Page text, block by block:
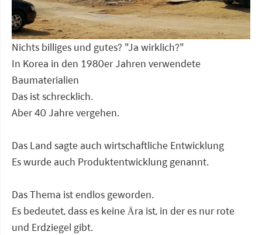
Nichts billiges und gutes? "Ja wirklich?"
In Korea in den 1980er Jahren verwendete
Baumaterialien
Das ist schrecklich.
Aber 40 Jahre vergehen.
Das Land sagte auch wirtschaftliche Entwicklung
Es wurde auch Produktentwicklung genannt.
Das Thema ist endlos geworden.
Es bedeutet, dass es keine Ära ist, in der es nur rote
und Erdziegel gibt.